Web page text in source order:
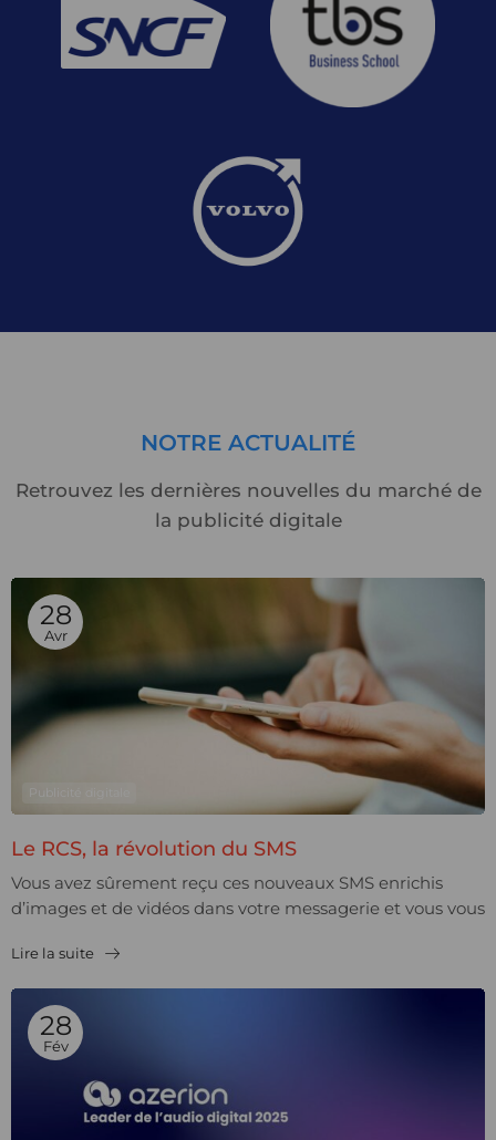
NOTRE ACTUALITÉ
Retrouvez les dernières nouvelles du marché de
la publicité digitale
28
Avr
Le RCS, la révolution du SMS
Vous avez sûrement reçu ces nouveaux SMS enrichis
d’images et de vidéos dans votre messagerie et vous vous
Lire la suite
28
Fév